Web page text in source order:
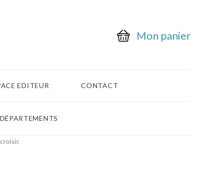
Mon panier
EDITEUR CONTACT
DÉPARTEMENTS